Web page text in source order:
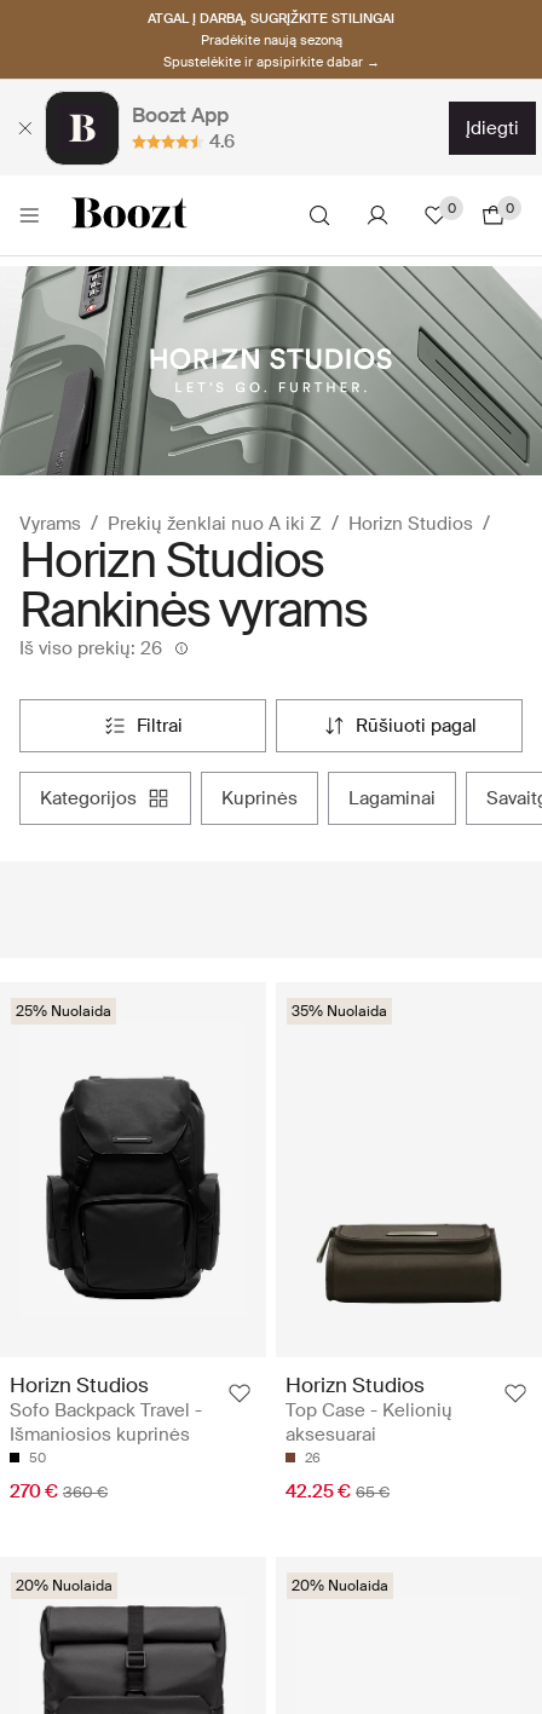
ATGAL Į DARBĄ, SUGRĮŽKITE STILINGAI
Pradėkite naują sezoną
Spustelėkite ir apsipirkite dabar →
Boozt App
4.6
įdiegti
0 0
Vyrams Prekių ženklai nuo A iki Z Horizn Studios
Horizn Studios
Rankinės vyrams
Iš viso prekių: 26
filtrai rūšiuoti pagal
kategorijos kuprinės lagaminai
25% Nuolaida
Horizn Studios
Sofo Backpack Travel -
Išmaniosios kuprinės
50
270 € 360 €
35% Nuolaida
Horizn Studios
Top Case - Kelionių
aksesuarai
26
42.25 € 65 €
20% Nuolaida 20% Nuolaida